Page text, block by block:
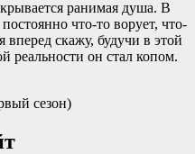
ранимая душа. В
что-то ворует, что-
вперед скажу, будучи в этой
реальности он стал копом.
сезон)